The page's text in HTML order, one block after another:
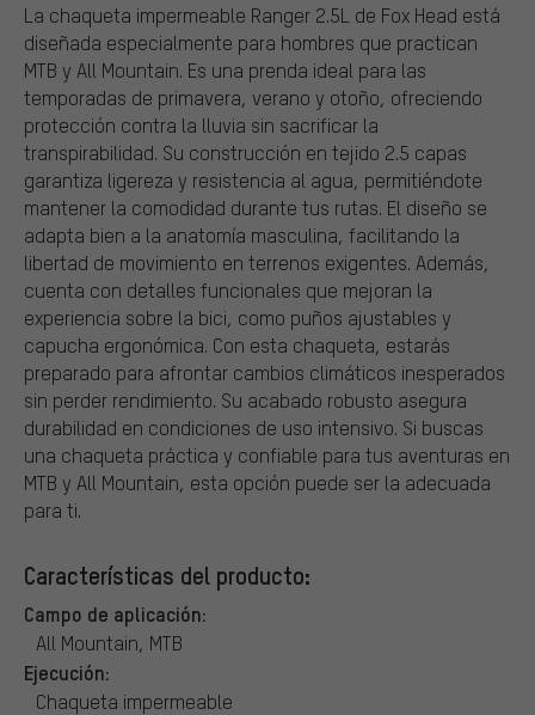
La chaqueta impermeable Ranger 2.5L de Fox Head está
diseñada especialmente para hombres que practican
MTB y All Mountain. Es una prenda ideal para las
temporadas de primavera, verano y otoño, ofreciendo
protección contra la lluvia sin sacrificar la
transpirabilidad. Su construcción en tejido 2.5 capas
garantiza ligereza y resistencia al agua, permitiéndote
mantener la comodidad durante tus rutas. El diseño se
adapta bien a la anatomía masculina, facilitando la
libertad de movimiento en terrenos exigentes. Además,
cuenta con detalles funcionales que mejoran la
experiencia sobre la bici, como puños ajustables y
capucha ergonómica. Con esta chaqueta, estarás
preparado para afrontar cambios climáticos inesperados
sin perder rendimiento. Su acabado robusto asegura
durabilidad en condiciones de uso intensivo. Si buscas
una chaqueta práctica y confiable para tus aventuras en
MTB y All Mountain, esta opción puede ser la adecuada
para ti.
Características del producto:
Campo de aplicación:
All Mountain, MTB
Ejecución:
Chaqueta impermeable